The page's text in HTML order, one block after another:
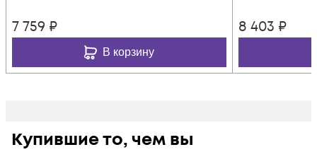
7 759 ₽
В корзину
8 403 ₽
Купившие то, чем вы